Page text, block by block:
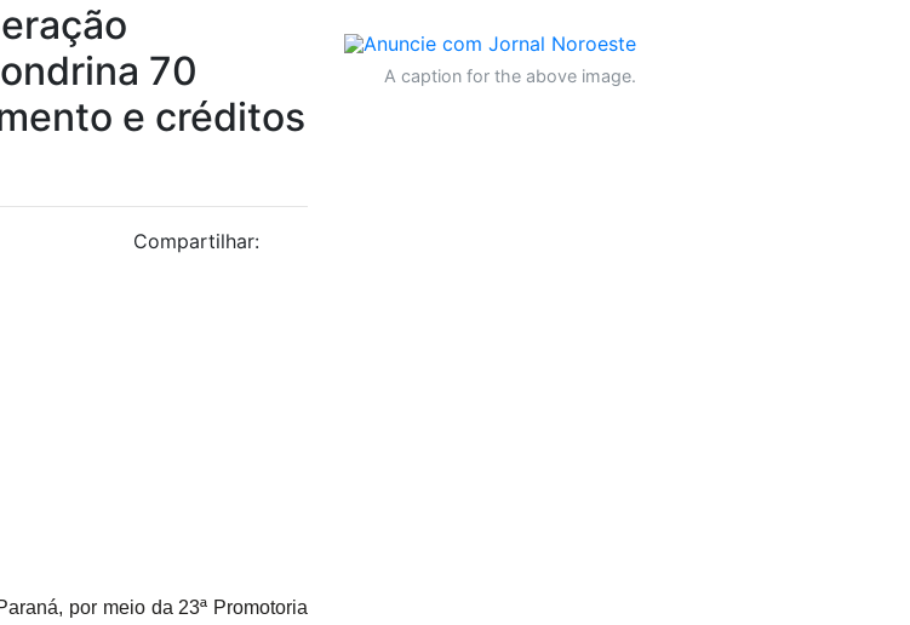
70
e créditos
Compartilhar:
por meio da 23ª Promotoria
A caption for the above image.